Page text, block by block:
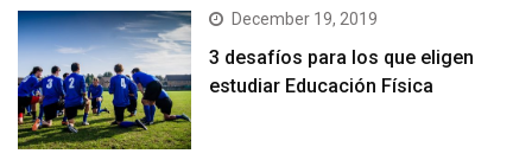
December 19, 2019
3 desafíos para los que eligen
estudiar Educación Física